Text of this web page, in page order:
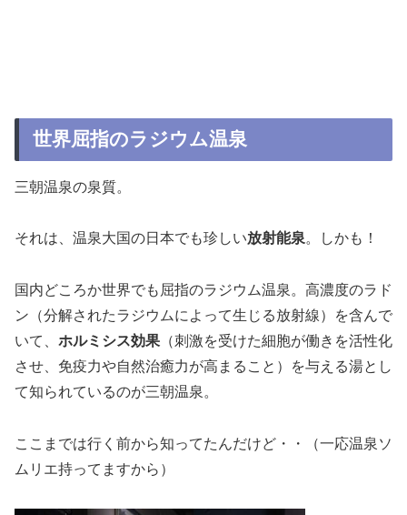
世界屈指のラジウム温泉
三朝温泉の泉質。
それは、温泉大国の日本でも珍しい放射能泉。しかも！
国内どころか世界でも屈指のラジウム温泉。高濃度のラド
ン（分解されたラジウムによって生じる放射線）を含んで
いて、 ホルミシス効果 （刺激を受けた細胞が働きを活性化
させ、免疫力や自然治癒力が高まること）を与える湯とし
て知られているのが三朝温泉。
ここまでは行く前から知ってたんだけど・・（一応温泉ソ
ムリエ持ってますから）